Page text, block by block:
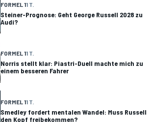
FORMEL 11 T.
Steiner-Prognose: Geht George Russell 2028 zu
Audi?
FORMEL 11 T.
Norris stellt klar: Piastri-Duell machte mich zu
einem besseren Fahrer
FORMEL 11 T.
Smedley fordert mentalen Wandel: Muss Russell
den Kopf freibekommen?